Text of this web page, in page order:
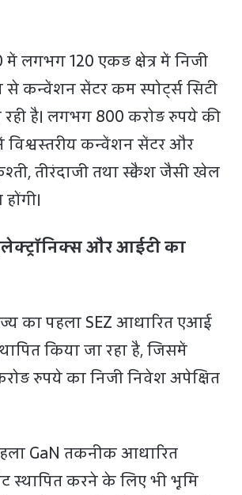
लगभग 120 एकड़ क्षेत्र में निजी
कन्वेंशन सेंटर कम स्पोर्ट्स सिटी
है। लगभग 800 करोड़ रुपये की
विश्वस्तरीय कन्वेंशन सेंटर और
तीरंदाजी तथा स्क्वैश जैसी खेल
और आईटी का
का पहला SEZ आधारित एआई
किया जा रहा है, जिसमें
रुपये का निजी निवेश अपेक्षित
GaN तकनीक आधारित
स्थापित करने के लिए भी भूमि